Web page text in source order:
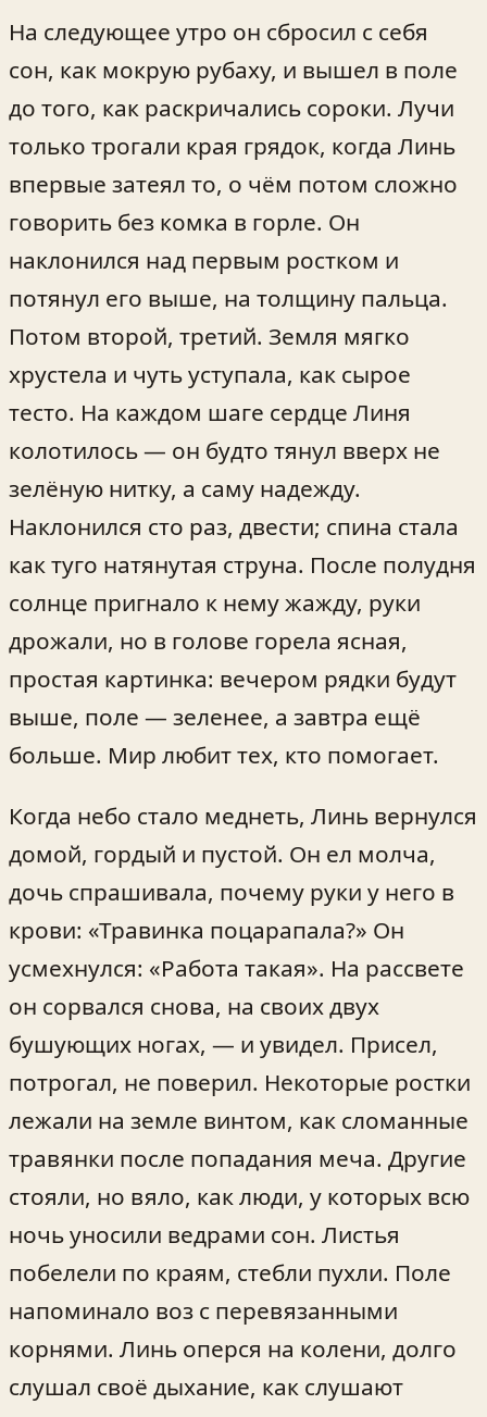
На следующее утро он сбросил с себя
сон, как мокрую рубаху, и вышел в поле
до того, как раскричались сороки. Лучи
только трогали края грядок, когда Линь
впервые затеял то, о чём потом сложно
говорить без комка в горле. Он
наклонился над первым ростком и
потянул его выше, на толщину пальца.
Потом второй, третий. Земля мягко
хрустела и чуть уступала, как сырое
тесто. На каждом шаге сердце Линя
колотилось — он будто тянул вверх не
зелёную нитку, а саму надежду.
Наклонился сто раз, двести; спина стала
как туго натянутая струна. После полудня
солнце пригнало к нему жажду, руки
дрожали, но в голове горела ясная,
простая картинка: вечером рядки будут
выше, поле — зеленее, а завтра ещё
больше. Мир любит тех, кто помогает.
Когда небо стало меднеть, Линь вернулся
домой, гордый и пустой. Он ел молча,
дочь спрашивала, почему руки у него в
крови: «Травинка поцарапала?» Он
усмехнулся: «Работа такая». На рассвете
он сорвался снова, на своих двух
бушующих ногах, — и увидел. Присел,
потрогал, не поверил. Некоторые ростки
лежали на земле винтом, как сломанные
травянки после попадания меча. Другие
стояли, но вяло, как люди, у которых всю
ночь уносили ведрами сон. Листья
побелели по краям, стебли пухли. Поле
напоминало воз с перевязанными
корнями. Линь оперся на колени, долго
слушал своё дыхание, как слушают